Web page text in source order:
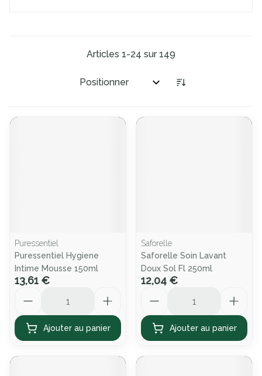
Articles 1-24 sur149
Trier par:
Puressentiel
Puressentiel Hygiene
Intime Mousse 150ml
13,61 €
Ajouter au panier
Saforelle
Saforelle Soin Lavant
Doux Sol Fl 250ml
12,04 €
Ajouter au panier